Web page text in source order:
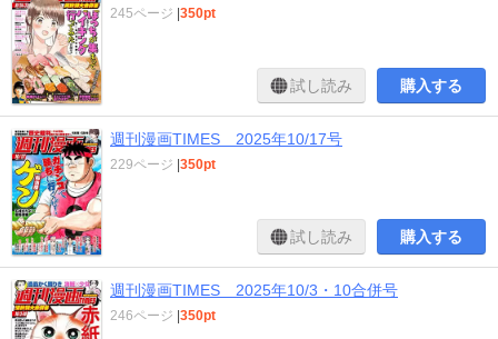
245ページ |350pt
試し読み 購入する
週刊漫画TIMES 2025年10/17号
229ページ |350pt
試し読み 購入する
週刊漫画TIMES 2025年10/3・10合併号
246ページ |350pt